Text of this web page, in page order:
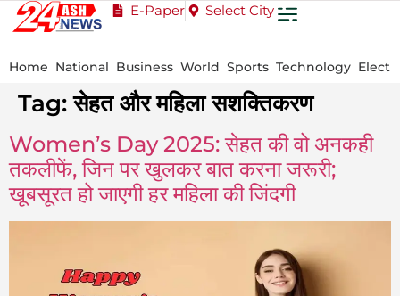
E-Paper Select City
Home National Business World Sports Technology
Tag:सेहत और महिला सशक्तिकरण
Women’s Day 2025: सेहत की वो अनकही
तकलीफें, जिन पर खुलकर बात करना जरूरी;
खूबसूरत हो जाएगी हर महिला की जिंदगी